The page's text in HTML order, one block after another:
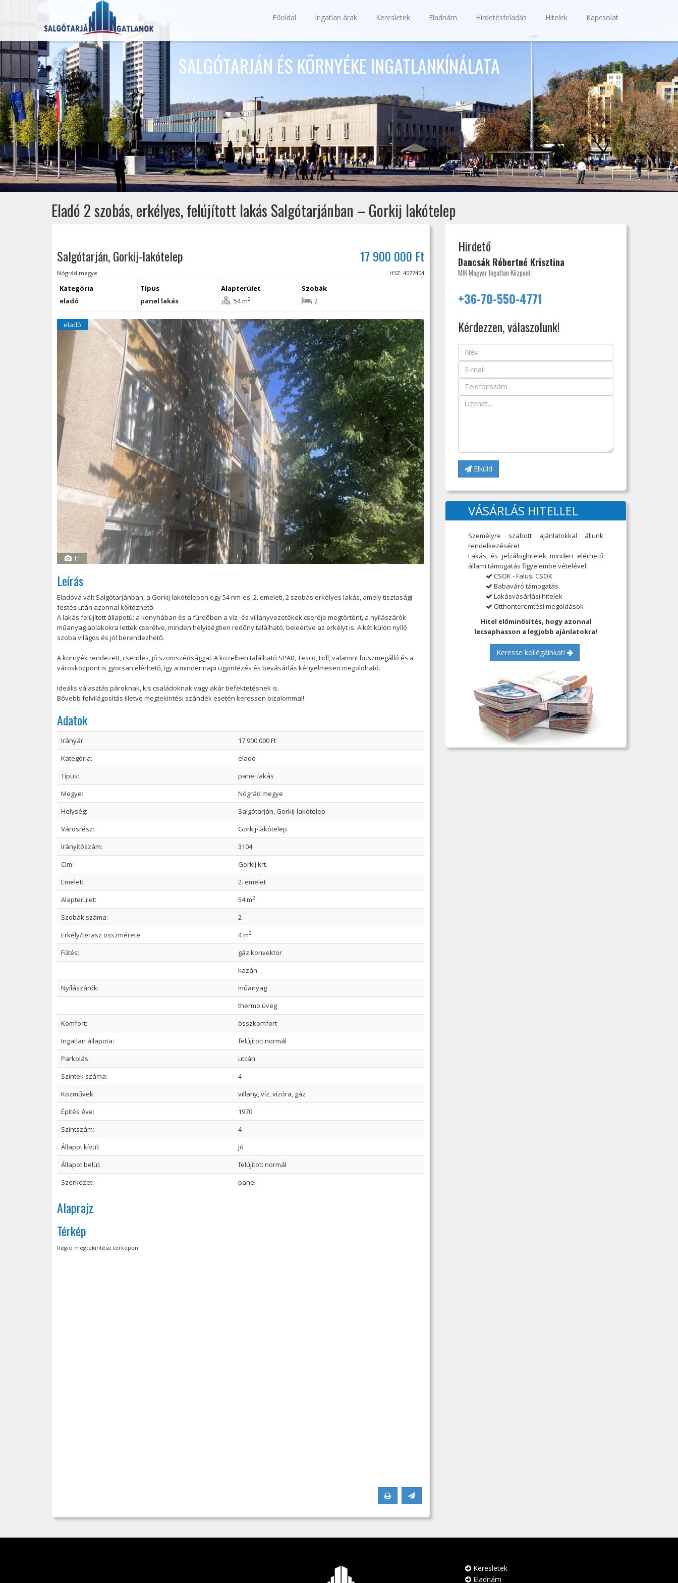
Főoldal Ingatlan árak Keresletek Eladnám Hirdetésfeladás Hitelek Kapcsolat
SALGÓTARJÁN ÉS KÖRNYÉKE INGATLANKÍNÁLATA
Eladó 2 szobás, erkélyes, felújított lakás Salgótarjánban – Gorkij lakótelep
17 900 000 Ft
Salgótarján, Gorkij-lakótelep
HSZ: 4077404
Nógrád megye
Kategória
eladó
Típus
panel lakás
Alapterület
54 m2
Szobák
2
eladó
11
Leírás
Eladóvá vált Salgótarjánban, a Gorkij lakótelepen egy 54 nm-es, 2. emeleti, 2 szobás erkélyes lakás, amely tisztasági
festés után azonnal költözhető.
A lakás felújított állapotú: a konyhában és a fürdőben a víz- és villanyvezetékek cseréje megtörtént, a nyílászárók
műanyag ablakokra lettek cserélve, minden helyiségben redőny található, beleértve az erkélyt is. A két külön nyíló
szoba világos és jól berendezhető.
A környék rendezett, csendes, jó szomszédsággal. A közelben található SPAR, Tesco, Lidl, valamint buszmegálló és a
városközpont is gyorsan elérhető, így a mindennapi ügyintézés és bevásárlás kényelmesen megoldható.
Ideális választás pároknak, kis családoknak vagy akár befektetésnek is.
Bővebb felvilágosítás illetve megtekintési szándék esetén keressen bizalommal!
Adatok
Irányár:
17 900 000 Ft
Kategória:
eladó
Típus:
panel lakás
Megye:
Nógrád megye
Helység:
Salgótarján, Gorkij-lakótelep
Városrész:
Gorkij-lakótelep
Irányítószám:
3104
Cím:
Gorkíj krt.
Emelet:
2. emelet
Alapterület:
54 m2
Szobák száma:
2
Erkély/terasz összmérete:
4 m2
Fűtés:
gáz konvektor
kazán
Nyílászárók:
műanyag
thermo üveg
Komfort:
összkomfort
Ingatlan állapota:
felújított normál
Parkolás:
utcán
Szintek száma:
4
Közművek:
villany, víz, vízóra, gáz
Építés éve:
1970
Szintszám:
4
Állapot kívül:
jó
Állapot belül:
felújított normál
Szerkezet:
panel
Alaprajz
Térkép
Régió megtekintése térképen
Hirdető
Dancsák Róbertné Krisztina
MIK Magyar Ingatlan Központ
+36-70-550-4771
Kérdezzen, válaszolunk!
Elküld
VÁSÁRLÁS HITELLEL
Személyre szabott ajánlatokkal állunk
rendelkezésére!
Lakás és jelzáloghitelek minden elérhető
állami támogatás figyelembe vételével:
CSOK - Falusi CSOK
Babaváró támogatás
Lakásvásárlási hitelek
Otthonteremtési megoldások
Hitel előminősítés, hogy azonnal
lecsaphasson a legjobb ajánlatokra!
Keresse kollégáinkat!
Keresletek
Eladnám